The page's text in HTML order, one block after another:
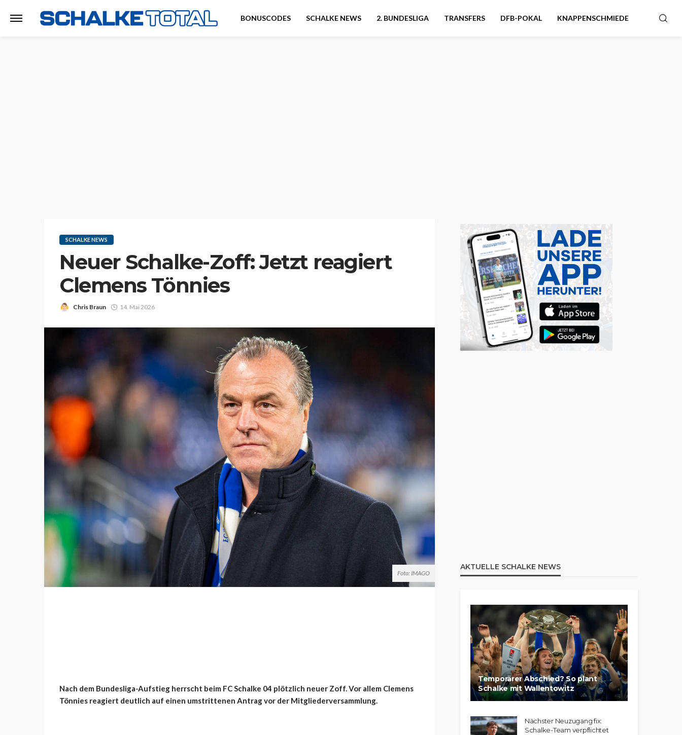
BONUSCODES SCHALKE NEWS 2. BUNDESLIGA TRANSFERS DFB-POKAL KNAPPENSCHMIEDE
SCHALKE NEWS
Neuer Schalke-Zoff: Jetzt reagiert
Clemens Tönnies
Chris Braun 14. Mai 2026
Foto: IMAGO
Nach dem Bundesliga-Aufstieg herrscht beim FC Schalke 04 plötzlich neuer Zoff. Vor allem Clemens
Tönnies reagiert deutlich auf einen umstrittenen Antrag vor der Mitgliederversammlung.
AKTUELLE SCHALKE NEWS
Temporärer Abschied? So plant
Schalke mit Wallentowitz
Nächster Neuzugang fix:
Schalke-Team verpflichtet